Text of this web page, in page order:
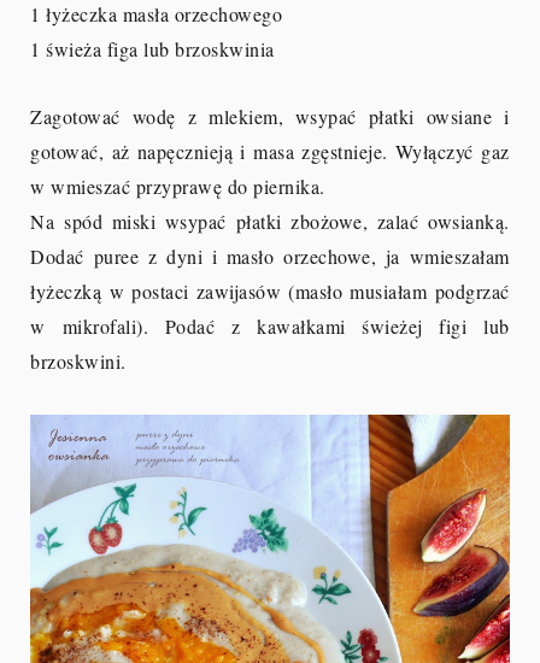
1 łyżeczka masła orzechowego
1 świeża figa lub brzoskwinia
Zagotować wodę z mlekiem, wsypać płatki owsiane i
gotować, aż napęcznieją i masa zgęstnieje. Wyłączyć gaz
w wmieszać przyprawę do piernika.
Na spód miski wsypać płatki zbożowe, zalać owsianką.
Dodać puree z dyni i masło orzechowe, ja wmieszałam
łyżeczką w postaci zawijasów (masło musiałam podgrzać
w mikrofali). Podać z kawałkami świeżej figi lub
brzoskwini.